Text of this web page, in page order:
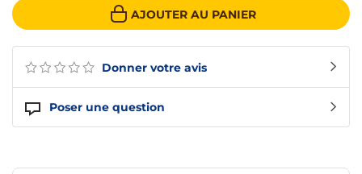
Donner votre avis
Poser une question
AJOUTER AU PANIER